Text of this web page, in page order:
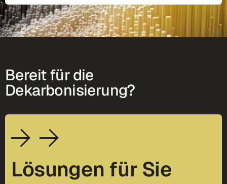
Bereit für die
Dekarbonisierung?
Lösungen für Sie